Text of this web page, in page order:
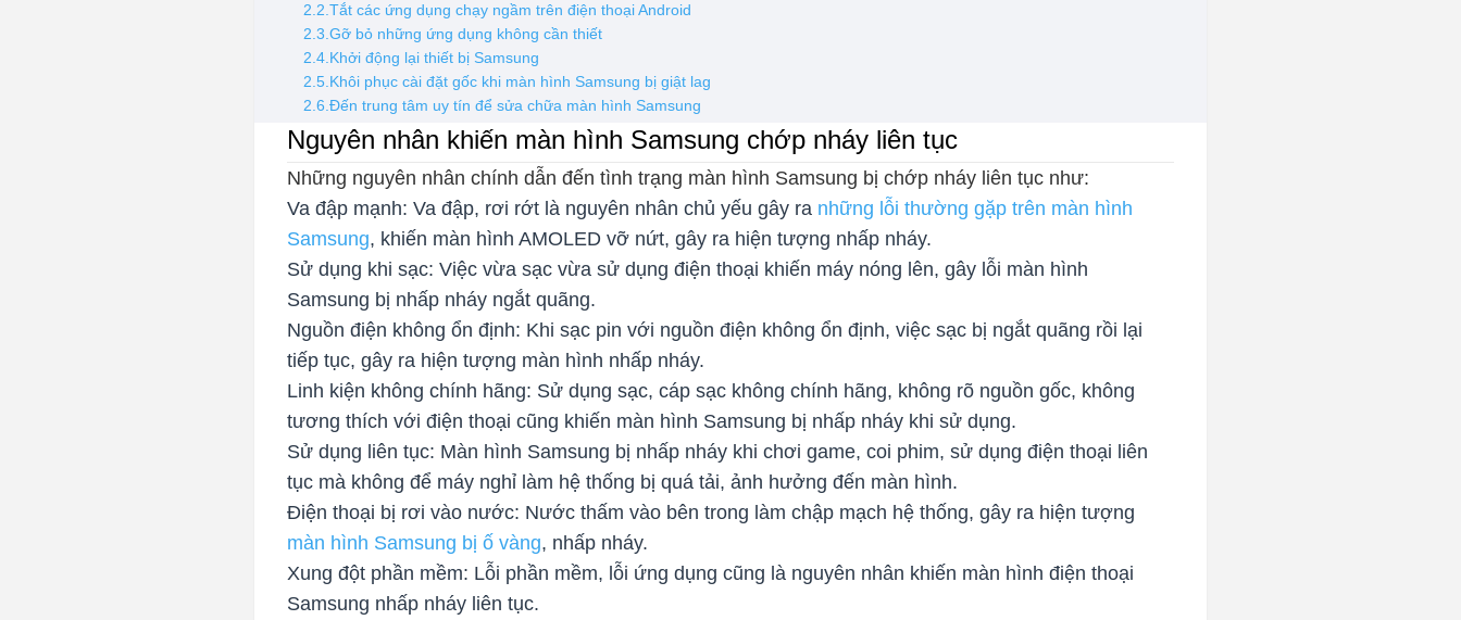
2.2.Tắt các ứng dụng chạy ngầm trên điện thoại Android
2.3.Gỡ bỏ những ứng dụng không cần thiết
2.4.Khởi động lại thiết bị Samsung
2.5.Khôi phục cài đặt gốc khi màn hình Samsung bị giật lag
2.6.Đến trung tâm uy tín để sửa chữa màn hình Samsung
Nguyên nhân khiến màn hình Samsung chớp nháy liên tục
Những nguyên nhân chính dẫn đến tình trạng màn hình Samsung bị chớp nháy liên tục như:
Va đập mạnh: Va đập, rơi rớt là nguyên nhân chủ yếu gây ra những lỗi thường gặp trên màn hình
Samsung, khiến màn hình AMOLED vỡ nứt, gây ra hiện tượng nhấp nháy.
Sử dụng khi sạc: Việc vừa sạc vừa sử dụng điện thoại khiến máy nóng lên, gây lỗi màn hình
Samsung bị nhấp nháy ngắt quãng.
Nguồn điện không ổn định: Khi sạc pin với nguồn điện không ổn định, việc sạc bị ngắt quãng rồi lại
tiếp tục, gây ra hiện tượng màn hình nhấp nháy.
Linh kiện không chính hãng: Sử dụng sạc, cáp sạc không chính hãng, không rõ nguồn gốc, không
tương thích với điện thoại cũng khiến màn hình Samsung bị nhấp nháy khi sử dụng.
Sử dụng liên tục: Màn hình Samsung bị nhấp nháy khi chơi game, coi phim, sử dụng điện thoại liên
tục mà không để máy nghỉ làm hệ thống bị quá tải, ảnh hưởng đến màn hình.
Điện thoại bị rơi vào nước: Nước thấm vào bên trong làm chập mạch hệ thống, gây ra hiện tượng
màn hình Samsung bị ố vàng, nhấp nháy.
Xung đột phần mềm: Lỗi phần mềm, lỗi ứng dụng cũng là nguyên nhân khiến màn hình điện thoại
Samsung nhấp nháy liên tục.